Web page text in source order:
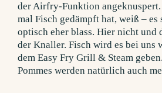
der Airfry-Funktion angeknuspert.
mal Fisch gedämpft hat, weiß – es
optisch eher blass. Hier nicht und
der Knaller. Fisch wird es bei uns
dem Easy Fry Grill & Steam
Pommes werden natürlich auch